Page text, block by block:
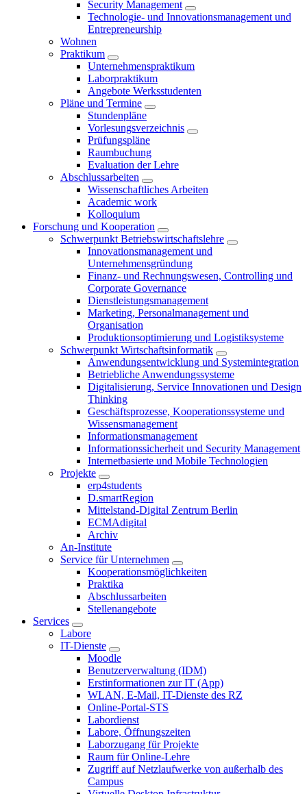
Security Management
Technologie- und Innovationsmanagement und
Entrepreneurship
Wohnen
Praktikum
Unternehmenspraktikum
Laborpraktikum
Angebote Werksstudenten
Pläne und Termine
Stundenpläne
Vorlesungsverzeichnis
Prüfungspläne
Raumbuchung
Evaluation der Lehre
Abschlussarbeiten
Wissenschaftliches Arbeiten
Academic work
Kolloquium
Forschung und Kooperation
Schwerpunkt Betriebswirtschaftslehre
Innovationsmanagement und
Unternehmensgründung
Finanz- und Rechnungswesen, Controlling und
Corporate Governance
Dienstleistungsmanagement
Marketing, Personalmanagement und
Organisation
Produktionsoptimierung und Logistiksysteme
Schwerpunkt Wirtschaftsinformatik
Anwendungsentwicklung und Systemintegration
Betriebliche Anwendungssysteme
Digitalisierung, Service Innovationen und Design
Thinking
Geschäftsprozesse, Kooperationssysteme und
Wissensmanagement
Informationsmanagement
Informationssicherheit und Security Management
Internetbasierte und Mobile Technologien
Projekte
erp4students
D.smartRegion
Mittelstand-Digital Zentrum Berlin
ECMAdigital
Archiv
An-Institute
Service für Unternehmen
Kooperationsmöglichkeiten
Praktika
Abschlussarbeiten
Stellenangebote
Services
Labore
IT-Dienste
Moodle
Benutzerverwaltung (IDM)
Erstinformationen zur IT (App)
WLAN, E-Mail, IT-Dienste des RZ
Online-Portal-STS
Labordienst
Labore, Öffnungszeiten
Laborzugang für Projekte
Raum für Online-Lehre
Zugriff auf Netzlaufwerke von außerhalb des
Campus